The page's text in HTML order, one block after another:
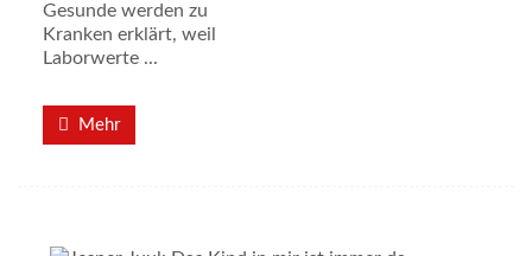
Gesunde werden zu
Kranken erklärt, weil
Laborwerte ...
Mehr